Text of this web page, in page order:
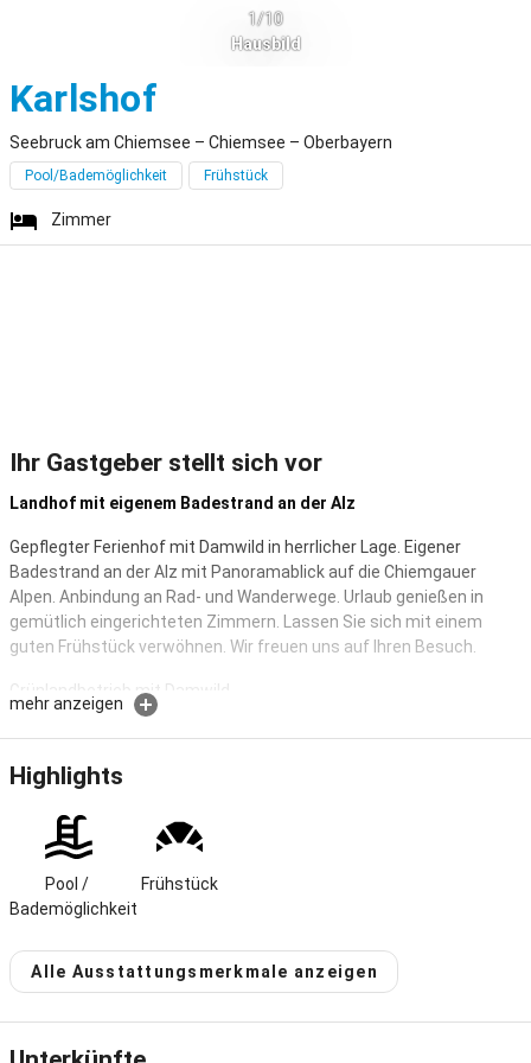
1/10
Hausbild
KarlshofSeebruck am
Seebruck am Chiemsee – Chiemsee – Oberbayern
Pool/Bademöglichkeit Frühstück
Zimmer
Ihr Gastgeber stellt sich vor
Landhof mit eigenem Badestrand an der Alz
Gepflegter Ferienhof mit Damwild in herrlicher Lage. Eigener
Badestrand an der Alz mit Panoramablick auf die Chiemgauer
Alpen. Anbindung an Rad- und Wanderwege. Urlaub genießen in
gemütlich eingerichteten Zimmern. Lassen Sie sich mit einem
guten Frühstück verwöhnen. Wir freuen uns auf Ihren Besuch.
Grünlandbetrieb mit Damwild.
Freundlich eingerichtete Zimmer mit Du/WC, Balkon oder Terrasse
und Blick auf die Chiemgauer Alpen. Gemütlicher Frühstücks- und
Aufenthaltsraum mit TV. Lassen Sie sich mit einem guten
Frühstück verwöhnen.
Unser Hof mit seiner herrlichen, ruhigen Lage im
Landschaftsschutzgebiet des oberen Alztales (ca. 2 km zum
Chiemsee) lädt Sie zu einem unvergesslichen Urlaub ein.
Hauseigener Badestrand mit Liegewiese an der Alz, Schaukel,
Karussell, Hütte mit Grillplatz, Spiel- und Freizeitraum mit
mehr anzeigen
Highlights
Pool /
Bademöglichkeit
Frühstück
Alle Ausstattungsmerkmale anzeigen